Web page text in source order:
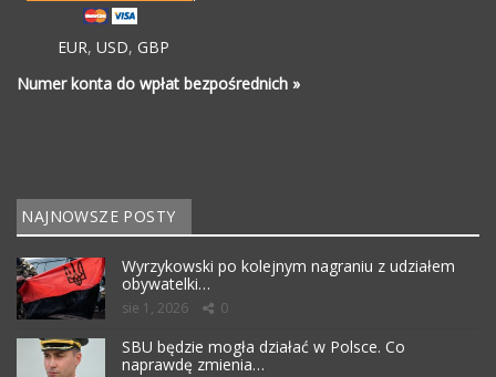
EUR, USD, GBP
Numer konta do wpłat bezpośrednich »
NAJNOWSZE POSTY
Wyrzykowski po kolejnym nagraniu z udziałem
obywatelki…
sie 1, 2026 0
SBU będzie mogła działać w Polsce. Co
naprawdę zmienia…